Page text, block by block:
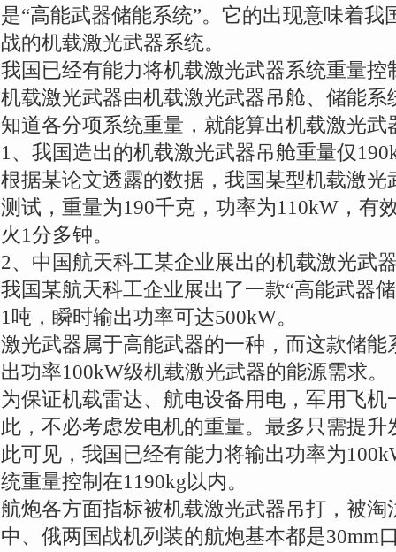
是“高能武器储能系统”。它的出现意味着我
战的机载激光武器系统。
我国已经有能力将机载激光武器系统重量控
机载激光武器由机载激光武器吊舱、储能
知道各分项系统重量，就能算出机载激光武
1、我国造出的机载激光武器吊舱重量仅
根据某论文透露的数据，我国某型机载激
测试，重量为190千克，功率为110kW，有
火1分多钟。
2、中国航天科工某企业展出的机载激光武
我国某航天科工企业展出了一款“高能武器
1吨，瞬时输出功率可达500kW。
激光武器属于高能武器的一种，而这款储
出功率100kW级机载激光武器的能源需求。
为保证机载雷达、航电设备用电，军用飞
此，不必考虑发电机的重量。最多只需提
此可见，我国已经有能力将输出功率为
统重量控制在1190kg以内。
航炮各方面指标被机载激光武器吊打，被淘
中、俄两国战机列装的航炮基本都是30mm